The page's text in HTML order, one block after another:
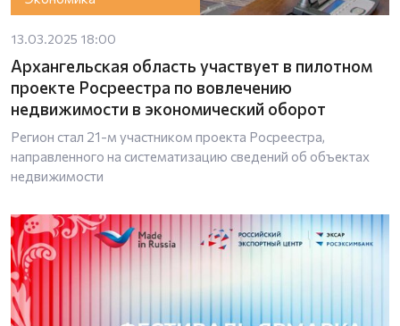
13.03.2025 18:00
Архангельская область участвует в пилотном
проекте Росреестра по вовлечению
недвижимости в экономический оборот
Регион стал 21-м участником проекта Росреестра,
направленного на систематизацию сведений об объектах
недвижимости